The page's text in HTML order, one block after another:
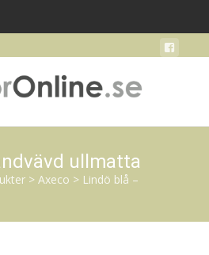
ullmatta
> Axeco > Lindö blå –